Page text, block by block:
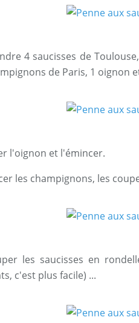
4 saucisses de
de Paris, 1 oignon
l'oignon et l'émincer.
les champignons, les
les saucisses en
c'est plus facile) ...